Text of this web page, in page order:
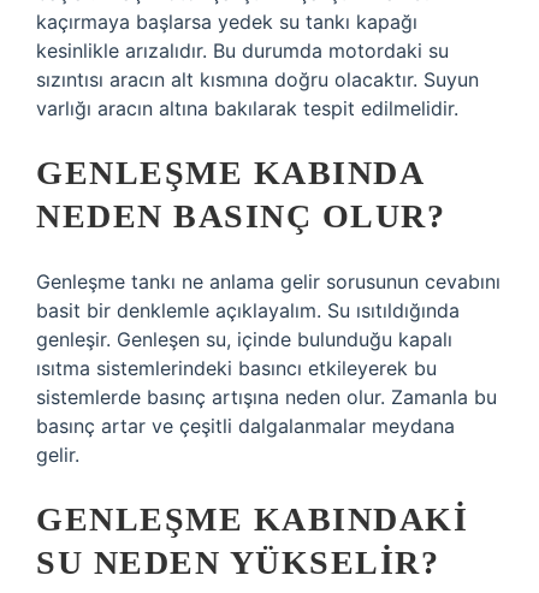
kaçırmaya başlarsa yedek su tankı kapağı
kesinlikle arızalıdır. Bu durumda motordaki su
sızıntısı aracın alt kısmına doğru olacaktır. Suyun
varlığı aracın altına bakılarak tespit edilmelidir.
GENLEŞME KABINDA
NEDEN BASINÇ OLUR?
Genleşme tankı ne anlama gelir sorusunun cevabını
basit bir denklemle açıklayalım. Su ısıtıldığında
genleşir. Genleşen su, içinde bulunduğu kapalı
ısıtma sistemlerindeki basıncı etkileyerek bu
sistemlerde basınç artışına neden olur. Zamanla bu
basınç artar ve çeşitli dalgalanmalar meydana
gelir.
GENLEŞME KABINDAKI
SU NEDEN YÜKSELIR?